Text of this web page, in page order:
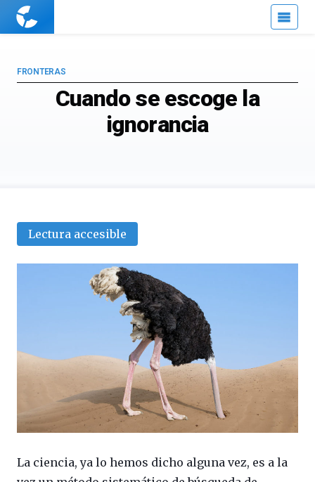
Cuaderno
Cuando se escoge la
ignorancia
FRONTERAS
Lectura accesible
La ciencia, ya lo hemos dicho alguna vez, es a la